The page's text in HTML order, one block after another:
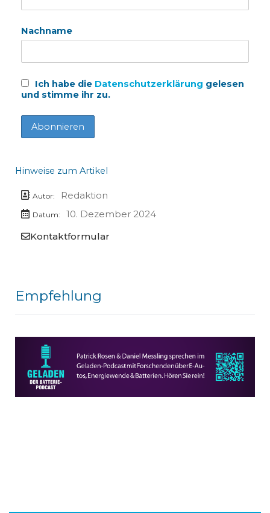
Nachname
Ich habe die Datenschutzerklärung gelesen
und stimme ihr zu.
Hinweise zum Artikel
Autor: Redaktion
Datum:
10. Dezember 2024
Kontaktformular
Empfehlung